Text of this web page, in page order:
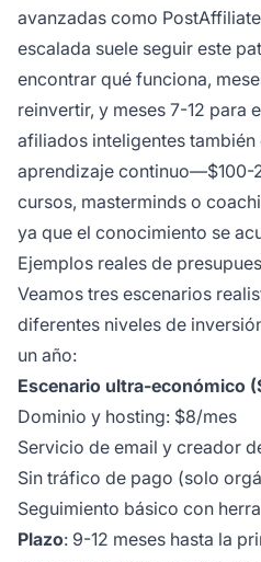
avanzadas como
escalada suele seguir este
encontrar qué funciona,
reinvertir, y meses 7-12 para
afiliados inteligentes
aprendizaje continuo—$100-
cursos, masterminds o
ya que el conocimiento se
Ejemplos reales de
Veamos tres escenarios
diferentes niveles de
un año:
Escenario ultra-económico
Dominio y hosting: $8/mes
Servicio de email y creador
Sin tráfico de pago (solo
Seguimiento básico con
Plazo: 9-12 meses hasta la